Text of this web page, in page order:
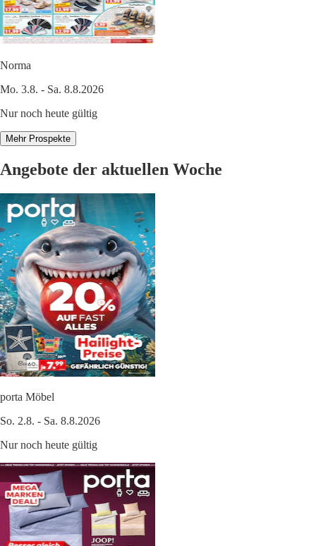
Norma
Mo. 3.8. - Sa. 8.8.2026
Nur noch heute gültig
Mehr Prospekte
Angebote der aktuellen Woche
porta Möbel
So. 2.8. - Sa. 8.8.2026
Nur noch heute gültig